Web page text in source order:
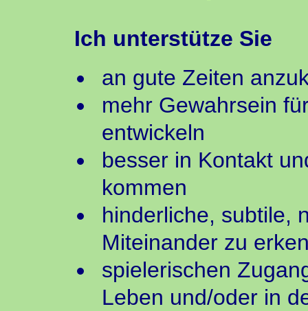
Ich unterstütze Sie
an gute Zeiten
mehr Gewahrsein
entwickeln
besser in Kontakt
kommen
hinderliche, subtile,
Miteinander zu
spielerischen
Leben und/oder in